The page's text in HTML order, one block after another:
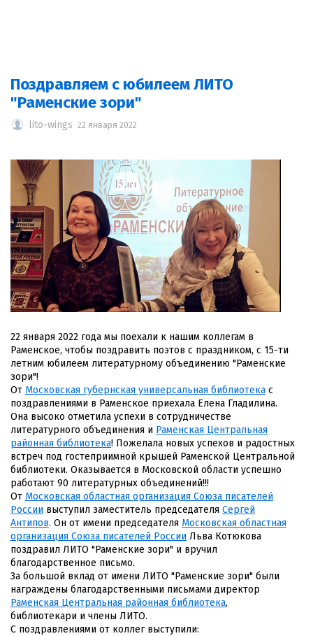
Поздравляем с юбилеем ЛИТО
"Раменские зори"
lito-wings 22 января 2022
22 января 2022 года мы поехали к нашим коллегам в
Раменское, чтобы поздравить поэтов с праздником, с 15-ти
летним юбилеем литературному объединению "Раменские
зори"!
От Московская губернская универсальная библиотека с
поздравлениями в Раменское приехала Елена Гладилина.
Она высоко отметила успехи в сотрудничестве
литературного объединения и Раменская Центральная
районная библиотека! Пожелала новых успехов и радостных
встреч под гостеприимной крышей Раменской Центральной
библиотеки. Оказывается в Московской области успешно
работают 90 литературных объединений!!!
От Московская областная организация Союза писателей
России выступил заместитель председателя Сергей
Антипов. Он от имени председателя Московская областная
организация Союза писателей России Льва Котюкова
поздравил ЛИТО "Раменские зори" и вручил
благодарственное письмо.
За большой вклад от имени ЛИТО "Раменские зори" были
награждены благодарственными письмами директор
Раменская Центральная районная библиотека,
библиотекари и члены ЛИТО.
С поздравлениями от коллег выступили: